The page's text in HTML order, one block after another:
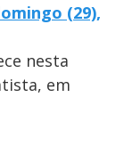
(29),
nesta
em